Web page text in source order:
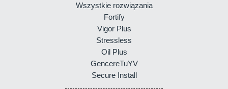
Wszystkie rozwiązania
Fortify
Vigor Plus
Stressless
Oil Plus
GencereTuYV
Secure Install